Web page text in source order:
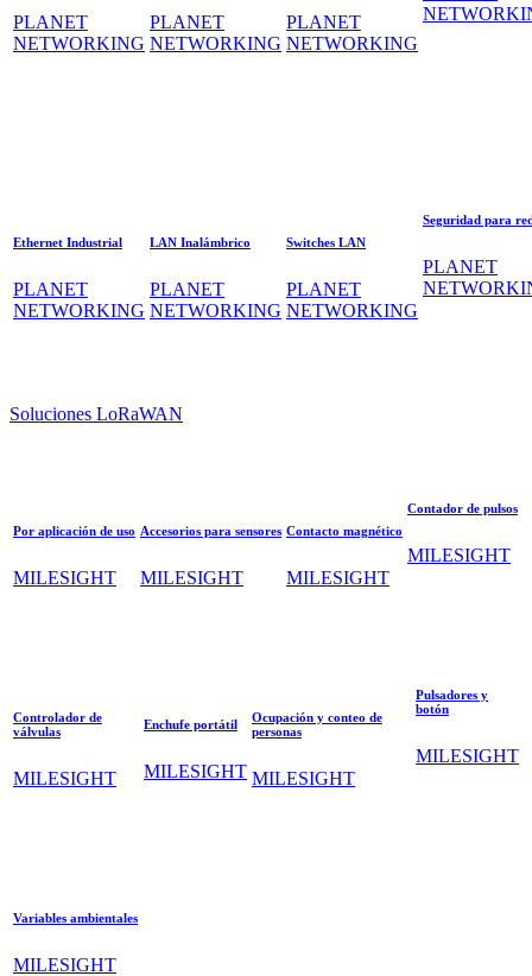
PLANET
NETWORKING
PLANET
NETWORKING
PLANET
NETWORKING
Ethernet Industrial
PLANET
NETWORKING
LAN Inalámbrico
PLANET
NETWORKING
Switches LAN
PLANET
NETWORKING
Seguridad para
PLANET
Soluciones LoRaWAN
Por aplicación de uso
MILESIGHT
Accesorios para sensores
MILESIGHT
Contacto magnético
MILESIGHT
Contador de pulsos
MILESIGHT
Controlador de
válvulas
MILESIGHT
Enchufe portátil
MILESIGHT
Ocupación y conteo de
personas
MILESIGHT
Pulsadores y
botón
MILESIGHT
Variables ambientales
MILESIGHT